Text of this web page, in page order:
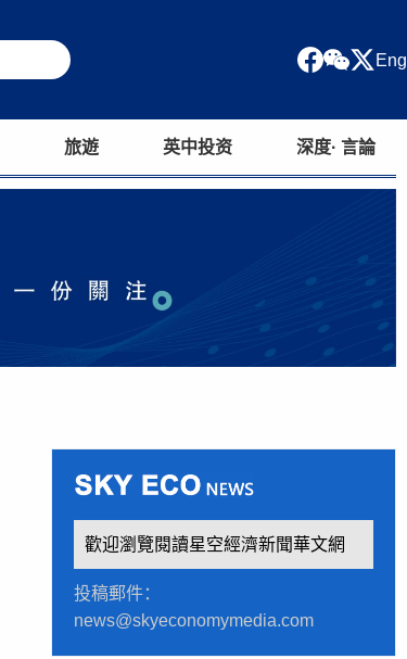
Eng
旅遊 英中投资 深度· 言論
歡迎瀏覽閱讀星空經濟新聞華文網
投稿郵件：
news@skyeconomymedia.com